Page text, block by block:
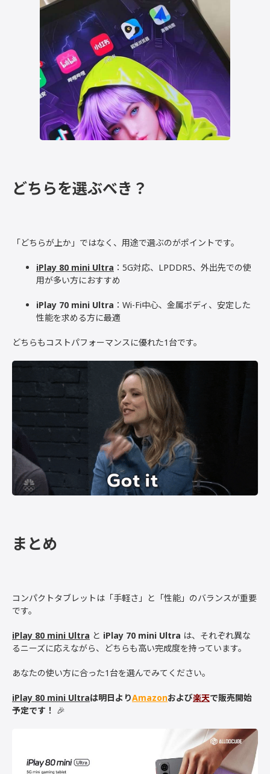
どちらを選ぶべき？
「どちらが上か」ではなく、用途で選ぶのがポイントです。
iPlay 80 mini Ultra ：5G対応、LPDDR5、外出先での使
用が多い方におすすめ
iPlay 70 mini Ultra ：Wi-Fi中心、金属ボディ、安定した
性能を求める方に最適
どちらもコストパフォーマンスに優れた1台です。
まとめ
コンパクトタブレットは「手軽さ」と「性能」のバランスが重要
です。
iPlay 80 mini Ultra と iPlay 70 mini Ultra は、それぞれ異な
るニーズに応えながら、どちらも高い完成度を持っています。
あなたの使い方に合った1台を選んでみてください。
iPlay 80 mini Ultraは明日よりAmazonおよび楽天で販売開始
予定です！ 🎉